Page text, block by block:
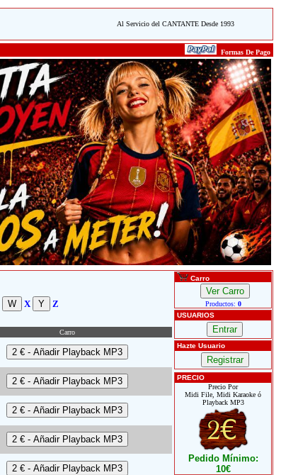
Al Servicio del CANTANTE Desde 1993
Formas De Pago
X Z
Carro
Carro
Productos: 0
USUARIOS
Hazte Usuario
PRECIO
Precio Por
Midi File, Midi Karaoke ó
Playback MP3
Pedido Mínimo:
10€